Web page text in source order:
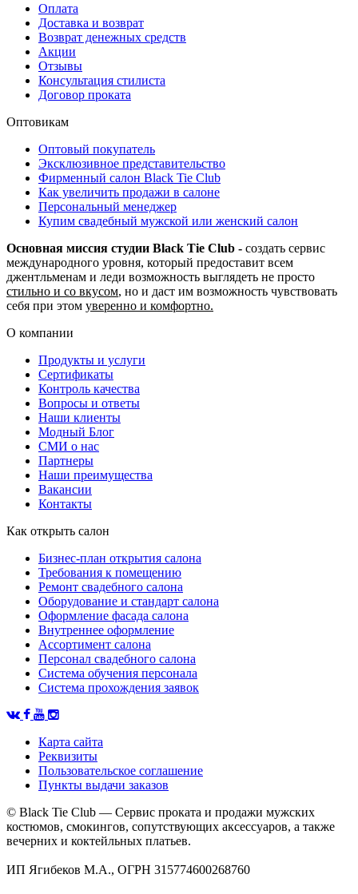
Оплата
Доставка и возврат
Возврат денежных средств
Акции
Отзывы
Консультация стилиста
Договор проката
Оптовикам
Оптовый покупатель
Эксклюзивное представительство
Фирменный салон Black Tie Club
Как увеличить продажи в салоне
Персональный менеджер
Купим свадебный мужской или женский салон
Основная миссия студии Black Tie Club - создать сервис
международного уровня, который предоставит всем
джентльменам и леди возможность выглядеть не просто
стильно и со вкусом, но и даст им возможность чувствовать
себя при этом уверенно и комфортно.
О компании
Продукты и услуги
Сертификаты
Контроль качества
Вопросы и ответы
Наши клиенты
Модный Блог
СМИ о нас
Партнеры
Наши преимущества
Вакансии
Контакты
Как открыть салон
Бизнес-план открытия салона
Требования к помещению
Ремонт свадебного салона
Оборудование и стандарт салона
Оформление фасада салона
Внутреннее оформление
Ассортимент салона
Персонал свадебного салона
Система обучения персонала
Система прохождения заявок
Карта сайта
Реквизиты
Пользовательское соглашение
Пункты выдачи заказов
© Black Tie Club — Сервис проката и продажи мужских
костюмов, смокингов, сопутствующих аксессуаров, а также
вечерних и коктейльных платьев.
ИП Ягибеков М.А., ОГРН 315774600268760